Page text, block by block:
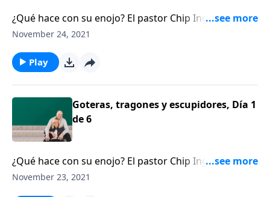
¿Qué hace con su enojo? El pastor Chip Ingram cree
que el enojo bien manejado puede ser muy valioso.
November 24, 2021
Play
Goteras, tragones y escupidores, Día 1
de 6
¿Qué hace con su enojo? El pastor Chip Ingram cree
que el enojo bien manejado puede ser muy valioso.
November 23, 2021